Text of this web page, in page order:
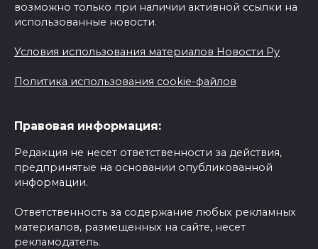
возможно только при наличии активной ссылки на
использованные новости.
Условия использования материалов Новости Ру
Политика использования cookie-файлов
Правовая информация:
Редакция не несет ответственности за действия,
предпринятые на основании опубликованной
информации.
Ответственность за содержание любых рекламных
материалов, размещенных на сайте, несет
рекламодатель.